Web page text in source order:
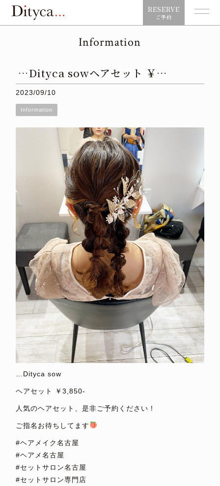
RESERVE
ご予約
Information
…Dityca sowヘアセット ￥…
2023/09/10
Information
…Dityca sow
ヘアセット ￥3,850-
人気のヘアセット、是非ご予約ください！
ご指名お待ちしてます
#ヘアメイク名古屋
#ヘアメ名古屋
#セットサロン名古屋
#セットサロン専門店